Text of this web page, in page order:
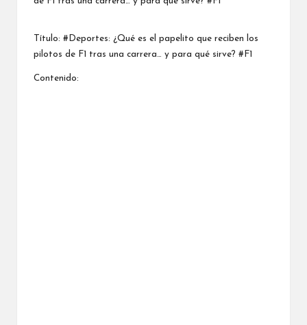
Título: #Deportes: ¿Qué es el papelito que reciben los
pilotos de F1 tras una carrera… y para qué sirve? #F1
Contenido: